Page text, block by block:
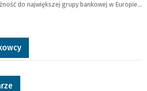
do największej grupy bankowej w Europie…